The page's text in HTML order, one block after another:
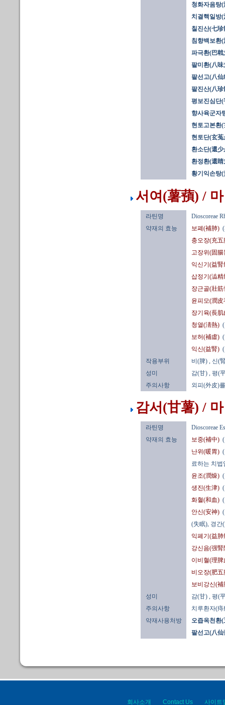
청화자음탕
치결핵일방
칠진산(七
침향백보환
파극환(巴戟
팔미환(八味
팔선고(八仙
팔진산(八珍
평보진심단
향사육군자
현토고본환
현토단(玄菟
환소단(還少
환정환(還睛
황기익손탕
서여(薯蕷) / 마
라틴명
Dioscoreae
약재의 효능
보폐(補肺)
충오장(充五
고장위(固腸
익신기(益腎
삽정기(澁精
장근골(壯筋
윤피모(潤皮
장기육(長肌
청열(淸熱)
보허(補虛)
익신(益腎)
작용부위
비(脾)
, 신(
성미
감(甘)
, 평(
주의사항
외피(外皮)
감서(甘薯) / 마
라틴명
Dioscoreae
약재의 효능
보중(補中)
난위(暖胃)
료하는 치법
윤조(潤燥)
생진(生津)
화혈(和血)
안신(安神)
(失眠), 경간
익폐기(益肺
강신음(强腎
이비혈(理脾
비오장(肥五
보비강신(
성미
감(甘) , 평(
주의사항
치루환자(
약재사용처방
오즙옥천환
팔선고(八仙
회사소개 Contact Us 사이트